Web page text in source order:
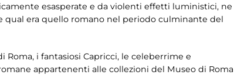
esasperate e da violenti effetti luministici, ne
qual era quello romano nel periodo culminante del
i fantasiosi Capricci, le celeberrime e
appartenenti alle collezioni del Museo di Roma